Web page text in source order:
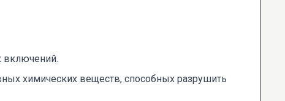
включений.
химических веществ, способных разрушить